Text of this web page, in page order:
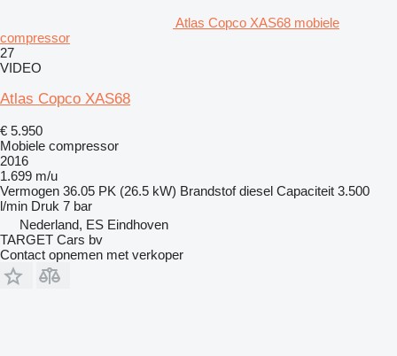
Atlas Copco XAS68 mobiele
compressor
27
VIDEO
Atlas Copco XAS68
€ 5.950
Mobiele compressor
2016
1.699 m/u
Vermogen 36.05 PK (26.5 kW) Brandstof diesel Capaciteit 3.500
l/min Druk 7 bar
Nederland, ES Eindhoven
TARGET Cars bv
Contact opnemen met verkoper